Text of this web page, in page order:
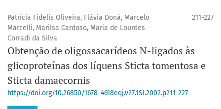
Patrícia Fidelis Oliveira, Flávia Doná, Marcelo
Marcelli, Marilsa Cardoso, Maria de Lourdes
Corradi da Silva
211-227
Obtenção de oligossacarídeos N-ligados às
glicoproteínas dos líquens Sticta tomentosa e
Sticta damaecornis
https://doi.org/10.26850/1678-4618eqj.v27.1SI.2002.p211-227